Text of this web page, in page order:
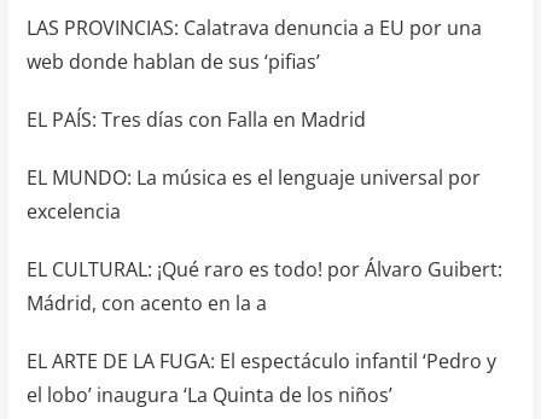
LAS PROVINCIAS: Calatrava denuncia a EU por una
web donde hablan de sus ‘pifias’
EL PAÍS: Tres días con Falla en Madrid
EL MUNDO: La música es el lenguaje universal por
excelencia
EL CULTURAL: ¡Qué raro es todo! por Álvaro Guibert:
Mádrid, con acento en la a
EL ARTE DE LA FUGA: El espectáculo infantil ‘Pedro y
el lobo’ inaugura ‘La Quinta de los niños’